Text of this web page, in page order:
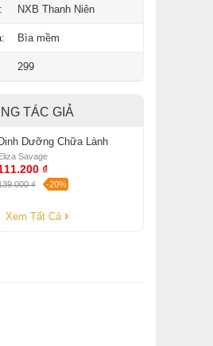
NXB Thanh Niên
Bìa mềm
299
TÁC GIẢ
Dinh Dưỡng Chữa Lành
Savage
₫
₫ -20%
Xem Tất Cả